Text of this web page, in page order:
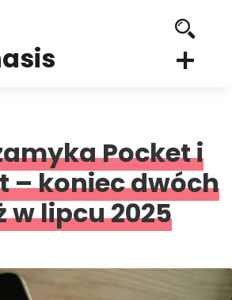
Pocket i
– koniec dwóch
w lipcu 2025